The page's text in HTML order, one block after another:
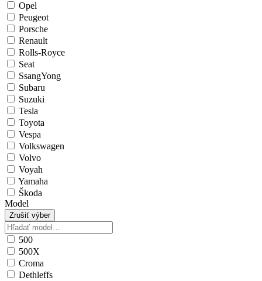
Opel
Peugeot
Porsche
Renault
Rolls-Royce
Seat
SsangYong
Subaru
Suzuki
Tesla
Toyota
Vespa
Volkswagen
Volvo
Voyah
Yamaha
Škoda
Model
Zrušiť výber
500
500X
Croma
Dethleffs